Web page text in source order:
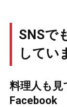
SNSで
してい
料理人も見
Facebook